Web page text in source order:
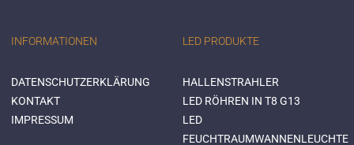
INFORMATIONEN
DATENSCHUTZERKLÄRUNG
KONTAKT
IMPRESSUM
LED PRODUKTE
HALLENSTRAHLER
LED RÖHREN IN T8 G13
LED
FEUCHTRAUMWANNENLEUCHTE